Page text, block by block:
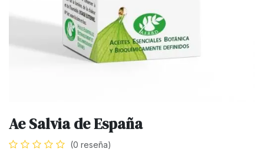
Ae Salvia de España
(0 reseña)